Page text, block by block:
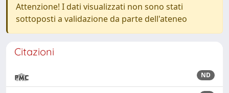
Attenzione! I dati visualizzati non sono stati
sottoposti a validazione da parte dell'ateneo
Citazioni
ND